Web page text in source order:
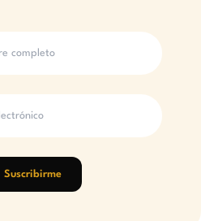
Suscribirme